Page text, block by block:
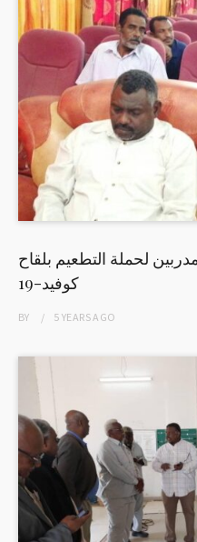
لحملة التطعيم بلقاح
كوفيد-19
BY 5 YEARSAGO